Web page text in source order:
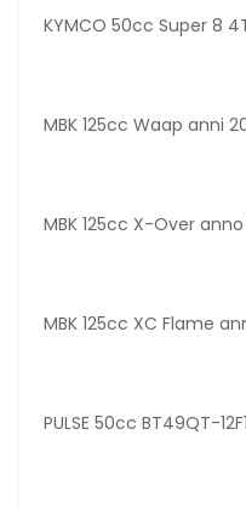
KYMCO 50cc Super 8
MBK 125cc Waap anni
MBK 125cc X-Over anno
MBK 125cc XC Flame
PULSE 50cc BT49QT-